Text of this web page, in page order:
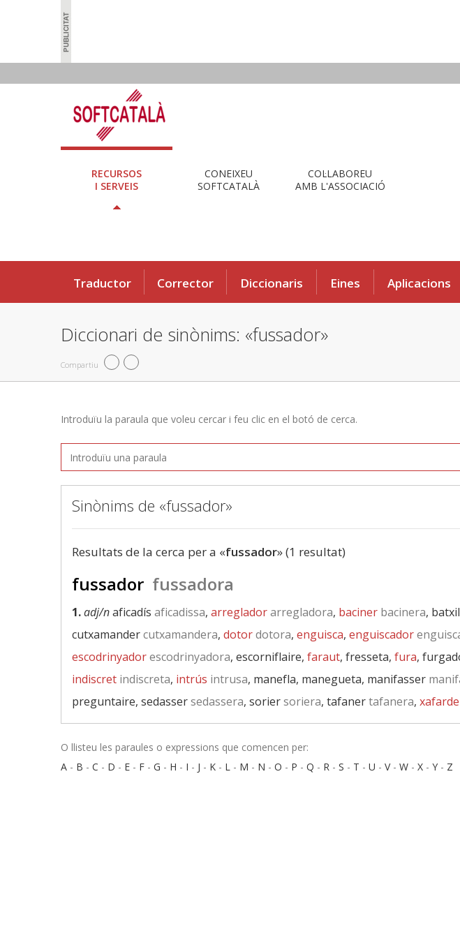
RECURSOS
I SERVEIS
CONEIXEU
SOFTCATALÀ
COL·LABOREU
AMB L'ASSOCIACIÓ
Traductor Corrector Diccionaris Eines Aplicacions
Diccionari de sinònims: «fussador»
Compartiu
Introduïu la paraula que voleu cercar i feu clic en el botó de cerca.
Sinònims de «fussador»
Resultats de la cerca per a «fussador» (1 resultat)
fussador fussadora
1.adj/naficadís aficadissa, arregladorarregladora, baciner bacinera,
cutxamandercutxamandera, dotordotora, enguisca, enguiscador
escodrinyadorescodrinyadora, escorniflaire, faraut, fresseta, fura,
indiscret indiscreta, intrús intrusa, manefla, manegueta, manifasser
preguntaire, sedassersedassera, soriersoriera, tafanertafanera,
O llisteu les paraules o expressions que comencen per:
A - B - C - D - E - F - G - H - I - J - K - L - M - N - O - P - Q - R - S - T - U - V- W - X - Y - Z